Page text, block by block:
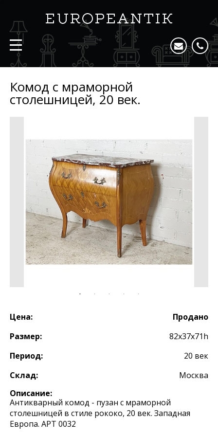
Комод с мраморной
столешницей, 20 век.
Цена:
Продано
Размер:
82x37x71h
Период:
20 век
Склад:
Москва
Описание:
Антикварный комод - пузан с мраморной
столешницей в стиле рококо, 20 век. Западная
Европа. АРТ 0032